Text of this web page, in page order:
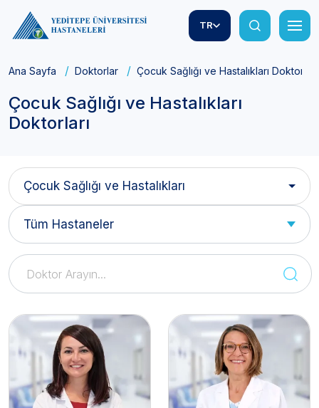
TR
Ana Sayfa Doktorlar Çocuk Sağlığı ve Hastalıkları Doktorları
Çocuk Sağlığı ve Hastalıkları
Doktorları
Çocuk Sağlığı ve Hastalıkları
Tüm Hastaneler